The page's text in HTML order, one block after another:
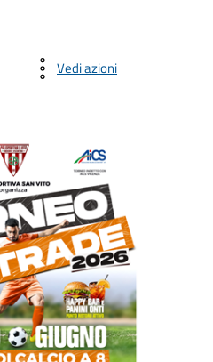
Vedi azioni